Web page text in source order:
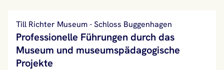
Till Richter Museum - Schloss Buggenhagen
Professionelle Führungen durch das
Museum und museumspädagogische
Projekte